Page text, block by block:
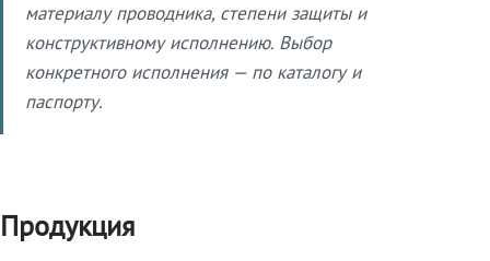
материалу проводника, степени защиты и
конструктивному исполнению. Выбор
конкретного исполнения — по каталогу и
паспорту.
Продукция